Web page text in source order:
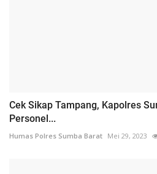
Cek Sikap Tampang, Kapolres
Personel...
Humas Polres Sumba Barat Mei 29, 2023